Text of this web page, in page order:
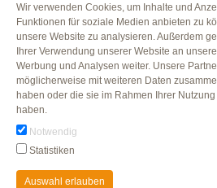
Wir verwenden Cookies, um Inhalte und
Funktionen für soziale Medien anbieten zu
unsere Website zu analysieren. Außerdem
Ihrer Verwendung unserer Website an
Werbung und Analysen weiter. Unsere
möglicherweise mit weiteren Daten
haben oder die sie im Rahmen Ihrer
haben.
Notwendig
Statistiken
Auswahl erlauben